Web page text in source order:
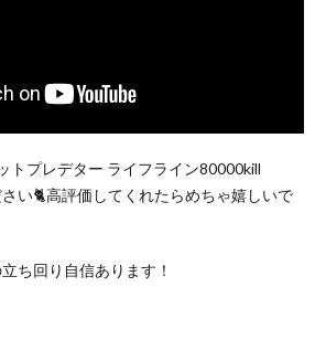
トプレデター ライフライン80000kill
い🐈高評価してくれたらめちゃ嬉しいで
ち回り自信あります！